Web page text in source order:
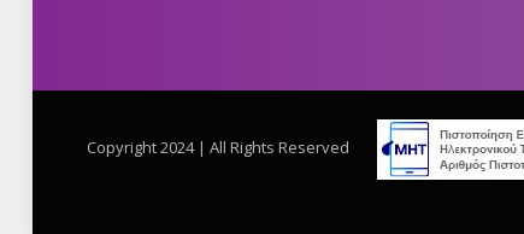
Copyright 2024 | All Rights Reserved